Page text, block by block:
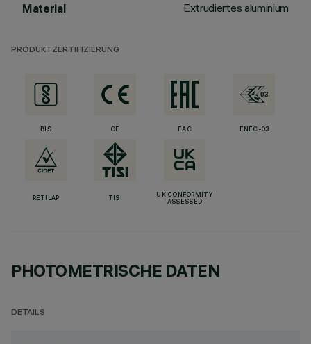
Material Extrudiertes aluminium
PRODUKTZERTIFIZIERUNG
BIS CE EAC ENEC-03
RETILAP TISI
UK CONFORMITY
ASSESSED
PHOTOMETRISCHE DATEN
DETAILS